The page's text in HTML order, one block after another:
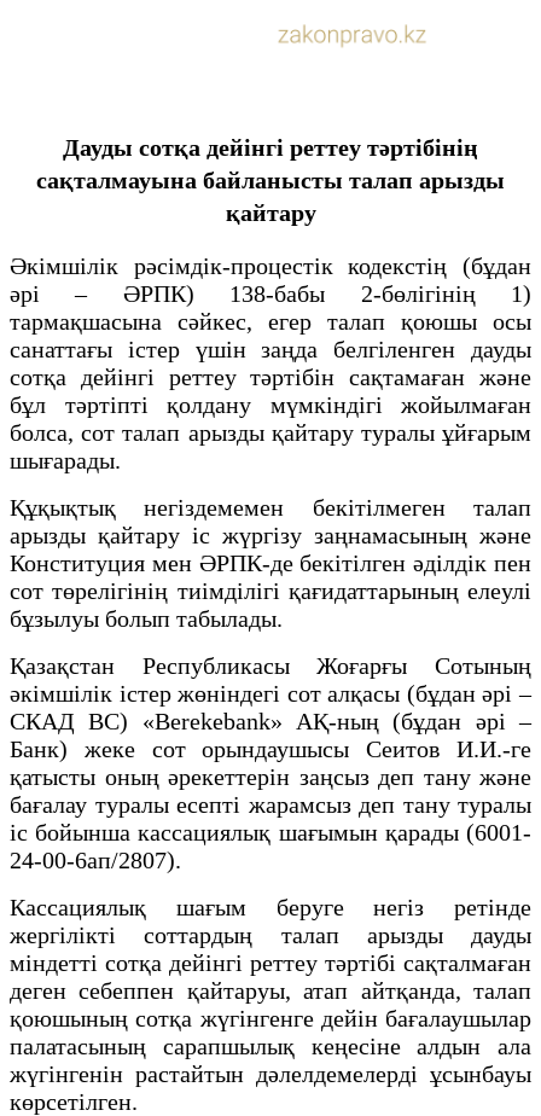
Дауды сотқа дейінгі реттеу тәртібінің
сақталмауына байланысты талап арызды
қайтару
Әкімшілік рәсімдік-процестік кодекстің (бұдан
әрі – ӘРПК) 138-бабы 2-бөлігінің 1)
тармақшасына сәйкес, егер талап қоюшы осы
санаттағы істер үшін заңда белгіленген дауды
сотқа дейінгі реттеу тәртібін сақтамаған және
бұл тәртіпті қолдану мүмкіндігі жойылмаған
болса, сот талап арызды қайтару туралы ұйғарым
шығарады.
Құқықтық негіздемемен бекітілмеген талап
арызды қайтару іс жүргізу заңнамасының және
Конституция мен ӘРПК-де бекітілген әділдік пен
сот төрелігінің тиімділігі қағидаттарының елеулі
бұзылуы болып табылады.
Қазақстан Республикасы Жоғарғы Сотының
әкімшілік істер жөніндегі сот алқасы (бұдан әрі –
СКАД ВС) «Berekebank» АҚ-ның (бұдан әрі –
Банк) жеке сот орындаушысы Сеитов И.И.-ге
қатысты оның әрекеттерін заңсыз деп тану және
бағалау туралы есепті жарамсыз деп тану туралы
іс бойынша кассациялық шағымын қарады (6001-
24-00-6ап/2807).
Кассациялық шағым беруге негіз ретінде
жергілікті соттардың талап арызды дауды
міндетті сотқа дейінгі реттеу тәртібі сақталмаған
деген себеппен қайтаруы, атап айтқанда, талап
қоюшының сотқа жүгінгенге дейін бағалаушылар
палатасының сарапшылық кеңесіне алдын ала
жүгінгенін растайтын дәлелдемелерді ұсынбауы
көрсетілген.